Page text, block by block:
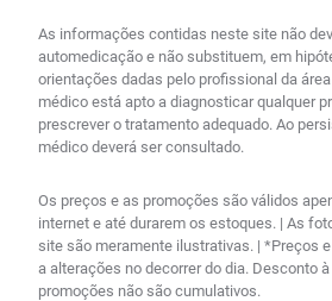
As informações contidas neste site não
automedicação e não substituem, em
orientações dadas pelo profissional da
médico está apto a diagnosticar qualquer
prescrever o tratamento adequado. Ao
médico deverá ser consultado.
Os preços e as promoções são válidos
internet e até durarem os estoques. | As
site são meramente ilustrativas. | *Preços
a alterações no decorrer do dia. Desconto
promoções não são cumulativos.